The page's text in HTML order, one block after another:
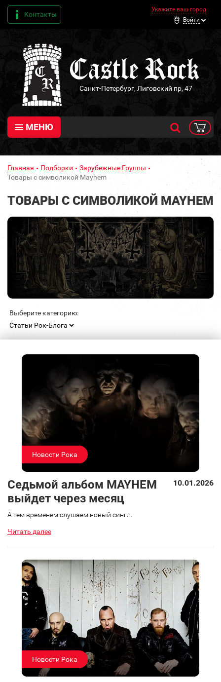
Контакты
Укажите ваш город
Войти
Санкт-Петербург, Лиговский пр, 47
МЕНЮ
Главная Подборки
Зарубежные Группы
Товары с символикой Mayhem
ТОВАРЫ С СИМВОЛИКОЙ MAYHEM
Выберите категорию:
Новости Рока
Седьмой альбом MAYHEM
выйдет через месяц
10.01.2026
А тем временем слушаем новый сингл.
Читать далее
Новости Рока